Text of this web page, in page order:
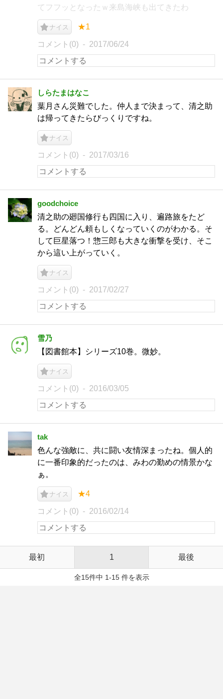
てフフッとなったｗ来島海峡も出てきたわ
ナイス ★1
コメント(0) 2017/06/24
しらたまはなこ
葉月さん災難でした。仲人まで決まって、清之助
は帰ってきたらびっくりですね。
ナイス
コメント(0) 2017/03/16
goodchoice
清之助の廻国修行も四国に入り、遍路旅をたど
る。どんどん頼もしくなっていくのがわかる。そ
して巨星落つ！惣三郎も大きな衝撃を受け、そこ
から這い上がっていく。
ナイス
コメント(0) 2017/02/27
雪乃
【図書館本】シリーズ10巻。微妙。
ナイス
コメント(0) 2016/03/05
tak
色んな強敵に、共に闘い友情深まったね。個人的
に一番印象的だったのは、みわの勤めの情景かな
ぁ。
ナイス ★4
コメント(0) 2016/02/14
最初 1 最後
全15件中 1-15 件を表示